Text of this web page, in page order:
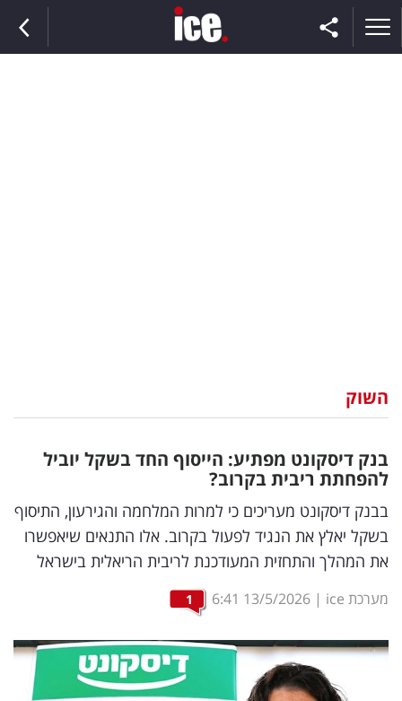
וצרכנות
דיגיטל
וטק
שיווק
ופרסום
מדדים
ומחקרים
השוק
בנק דיסקונט מפתיע: הייסוף החד בשקל יוביל
להפחתת ריבית בקרוב?
בבנק דיסקונט מעריכים כי למרות המלחמה והגירעון, התיסוף
בשקל יאלץ את הנגיד לפעול בקרוב. אלו התנאים שיאפשרו
את המהלך והתחזית המעודכנת לריבית הריאלית בישראל
מערכת ice |
13/5/2026
6:41
1